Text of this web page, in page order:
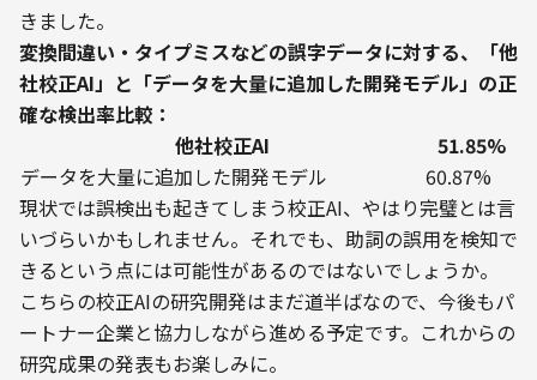
きました。
変換間違い・タイプミスなどの誤字データに対する、「他
社校正AI」と「データを大量に追加した開発モデル」の正
確な検出率比較：
他社校正AI
51.85%
データを大量に追加した開発モデル
60.87%
現状では誤検出も起きてしまう校正AI、やはり完璧とは言
いづらいかもしれません。それでも、助詞の誤用を検知で
きるという点には可能性があるのではないでしょうか。
こちらの校正AIの研究開発はまだ道半ばなので、今後もパ
ートナー企業と協力しながら進める予定です。これからの
研究成果の発表もお楽しみに。